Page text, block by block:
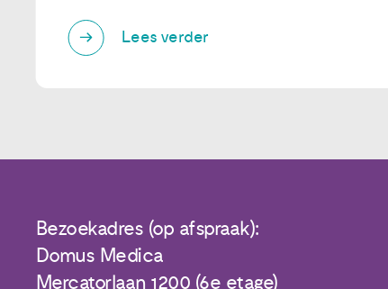
Lees verder
Bezoekadres (op afspraak):
Domus Medica
Mercatorlaan 1200 (6e etage)